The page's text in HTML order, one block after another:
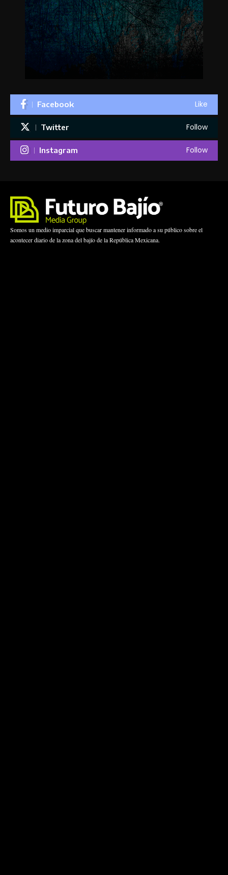
Facebook Like
Twitter Follow
Instagram Follow
Somos un medio imparcial que buscar mantener informado a su público sobre el
acontecer diario de la zona del bajío de la República Mexicana.